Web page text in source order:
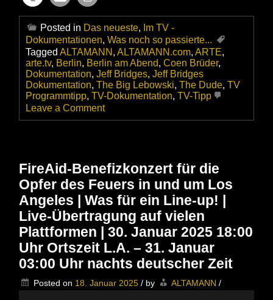
Posted in Das neueste, Im TV -
Dokumentationen, Was noch so passierte...
Tagged ALTAMANN , ALTAMANN.com, ARTE,
arte.tv, Berlin, Berlin am Abend, Coen Brüder,
Dokumentation, Jeff Bridges, Jeff Bridges
Dokumentation, The Big Lebowski, The Dude, TV
Programmtipp, TV-Dokumentation, TV-Tipp
Leave a Commenton
Jeff
Dude“
–
Coole
Aura,
später
Ruhm
+++
Fernsehtipp
für
Sonntag,
20.07.2025
bei
Arte
FireAid-Benefizkonzert für die
Opfer des Feuers in und um Los
Angeles | Was für ein Line-up! |
Live-Übertragung auf vielen
Plattformen | 30. Januar 2025 18:00
Uhr Ortszeit L.A. – 31. Januar
03:00 Uhr nachts deutscher Zeit
Posted on 18. Januar 2025 / by ALTAMANN /